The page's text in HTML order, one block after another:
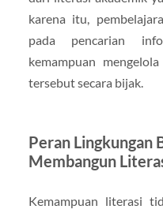
karena itu,
pada pencarian
kemampuan
tersebut secara bijak.
Peran Lingkungan
Membangun
Kemampuan literasi